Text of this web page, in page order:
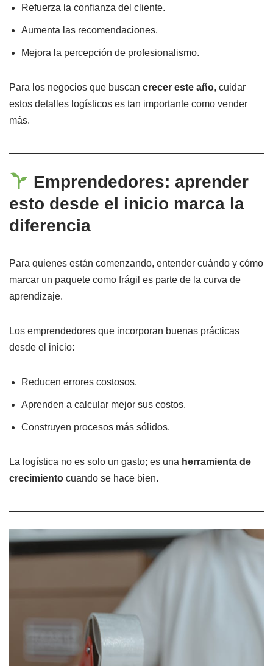
Refuerza la confianza del cliente.
Aumenta las recomendaciones.
Mejora la percepción de profesionalismo.
Para los negocios que buscan crecer este año, cuidar
estos detalles logísticos es tan importante como vender
más.
Emprendedores: aprender
esto desde el inicio marca la
diferencia
Para quienes están comenzando, entender cuándo y cómo
marcar un paquete como frágil es parte de la curva de
aprendizaje.
Los emprendedores que incorporan buenas prácticas
desde el inicio:
Reducen errores costosos.
Aprenden a calcular mejor sus costos.
Construyen procesos más sólidos.
La logística no es solo un gasto; es una herramienta de
crecimiento cuando se hace bien.